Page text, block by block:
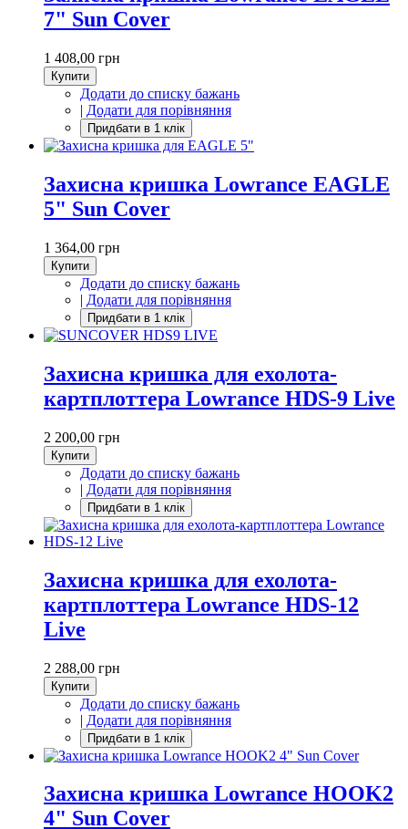
7" Sun Cover
1 408,00 грн
Купити
Додати до списку бажань
| Додати для порівняння
Захисна кришка Lowrance EAGLE
5" Sun Cover
1 364,00 грн
Купити
Додати до списку бажань
| Додати для порівняння
Захисна кришка для ехолота-
картплоттера Lowrance HDS-9 Live
2 200,00 грн
Купити
Додати до списку бажань
| Додати для порівняння
Захисна кришка для ехолота-
картплоттера Lowrance HDS-12
Live
2 288,00 грн
Купити
Додати до списку бажань
| Додати для порівняння
Захисна кришка Lowrance HOOK2
4" Sun Cover